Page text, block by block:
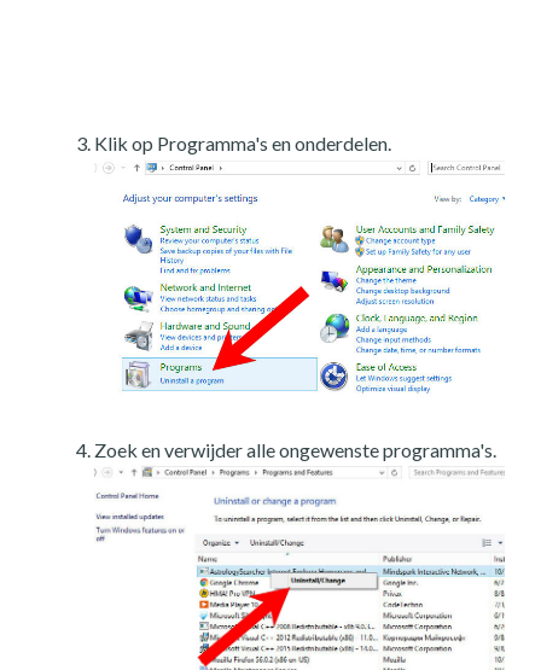
Klik op Programma's en onderdelen.
Zoek en verwijder alle ongewenste programma's.